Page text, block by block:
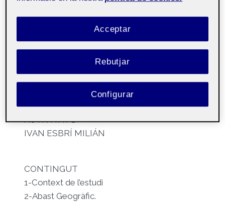
7 març, 2023
continguts en
social media aula 1
INFORME – ELS ESTATS UNITS CONTRA
TIK TOK
ACTIVITAT 1
IVAN ESBRÍ MILIÁN
CONTINGUT
1-Context de l’estudi
2-Abast Geogràfic.
Rebutjar
Acceptar
Configurar